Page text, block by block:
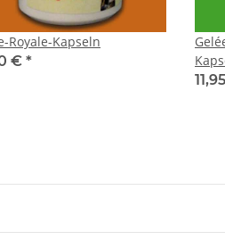
Royale-Kapseln
€ *